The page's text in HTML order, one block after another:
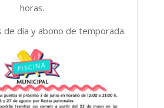
horas.
de día y abono de temporada.